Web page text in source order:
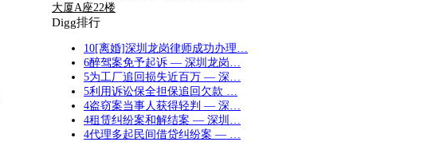
大厦A座22楼
Digg排行
10[离婚]深圳龙岗律师成功办理…
6醉驾案免予起诉 — 深圳龙岗…
5为工厂追回损失近百万 — 深…
5利用诉讼保全担保追回欠款 …
4盗窃案当事人获得轻判 — 深…
4租赁纠纷案和解结案 — 深圳…
4代理多起民间借贷纠纷案 — …